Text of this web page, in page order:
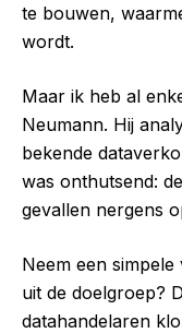
te bouwen,
wordt.
Maar ik heb al
Neumann. Hij
bekende
was onthutsend:
gevallen nergens
Neem een
uit de doelgroep?
datahandelaren